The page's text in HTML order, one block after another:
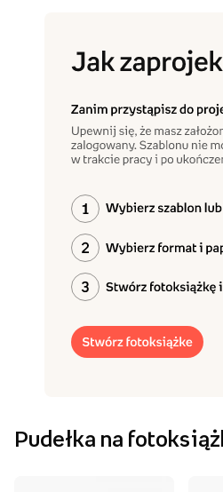
Pudełka na